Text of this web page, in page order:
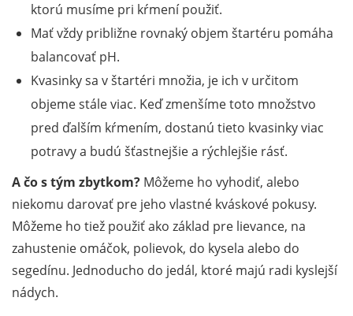
ktorú musíme pri kŕmení použiť.
Mať vždy približne rovnaký objem štartéru pomáha
balancovať pH.
Kvasinky sa v štartéri množia, je ich v určitom
objeme stále viac. Keď zmenšíme toto množstvo
pred ďalším kŕmením, dostanú tieto kvasinky viac
potravy a budú šťastnejšie a rýchlejšie rásť.
A čo s tým zbytkom? Môžeme ho vyhodiť, alebo
niekomu darovať pre jeho vlastné kváskové pokusy.
Môžeme ho tiež použiť ako základ pre lievance, na
zahustenie omáčok, polievok, do kysela alebo do
segedínu. Jednoducho do jedál, ktoré majú radi kyslejší
nádych.